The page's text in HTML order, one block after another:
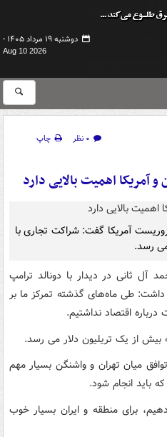
دوشنبه ۱۹ مرداد ۱۴۰۵ -
Aug 10 2026
۰ نظر
چاپ
آمریکا اهمیت بالایی دارد
آمریکا گفت: شراکت تجاری با
می رسد.
آل ثانی در دیدار با دونالد ترامپ
طی ماه‌های گذشته تمرکز ما بر
اقتصاد نداشتیم.
بیش از یک تریلیون دلار می رسد.
میان تهران و واشنگن بسیار مهم
باید انجام شود.
برای منطقه و ایران بسیار خوب